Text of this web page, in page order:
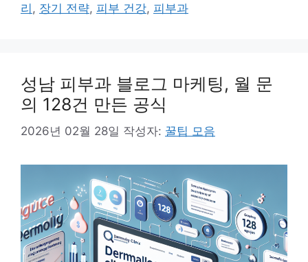
리
리 , 장기 전략, 피부 건강, 피부과
성남 피부과 블로그 마케팅, 월 문
의 128건 만든 공식
2026년 02월 28일 작성자: 꿀팁 모음